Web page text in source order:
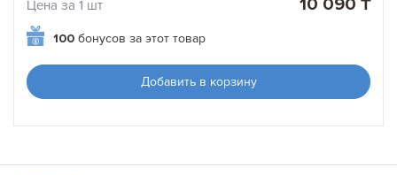
Цена за 1 шт 10 090 ₸
100 бонусов за этот товар
Добавить в корзину